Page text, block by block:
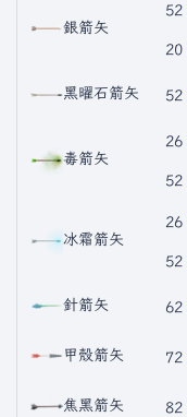
銀箭矢
52
20
黑曜石箭矢 52
毒箭矢
26
52
冰霜箭矢
26
52
針箭矢 62
甲殼箭矢 72
焦黑箭矢 82